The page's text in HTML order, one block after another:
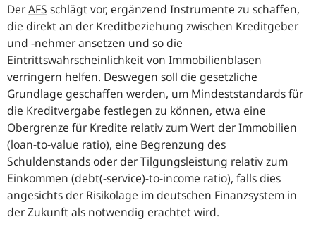
DerAFS schlägt vor, ergänzend Instrumente zu schaffen,
die direkt an der Kreditbeziehung zwischen Kreditgeber
und -nehmer ansetzen und so die
Eintrittswahrscheinlichkeit von Immobilienblasen
verringern helfen. Deswegen soll die gesetzliche
Grundlage geschaffen werden, um Mindeststandards für
die Kreditvergabe festlegen zu können, etwa eine
Obergrenze für Kredite relativ zum Wert der Immobilien
(loan-to-value ratio), eine Begrenzung des
Schuldenstands oder der Tilgungsleistung relativ zum
Einkommen (debt(-service)-to-income ratio), falls dies
angesichts der Risikolage im deutschen Finanzsystem in
der Zukunft als notwendig erachtet wird.